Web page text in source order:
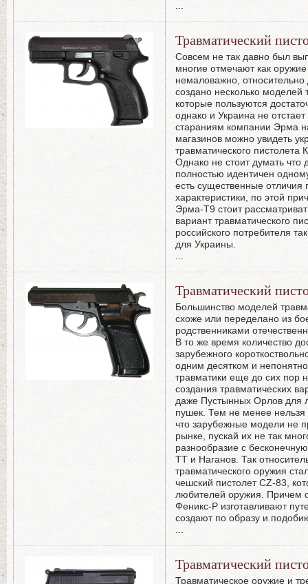
Травматический
Совсем не так давно был
многие отмечают как
немаловажно,
создано несколько моделей
которые пользуются
однако и Украина не
стараниям компании Эрма
магазинов можно увидеть
травматического
Однако не стоит думать что
полностью идентичен
есть существенные
характеристики, по этой
Эрма-Т9 стоит
вариант травматического
российского потребителя
для Украины.
Травматический
Большинство моделей
схоже или переделано из
родственниками
В то же время количество
зарубежного
одним десятком и
травматики еще до сих пор
создания травматических
даже Пустынных Орлов для
пушек. Тем не менее нельзя
что зарубежные модели не
рынке, пускай их не так
разнообразие с
ТТ и Наганов. Так
травматического оружия
чешский пистолет CZ-83,
любителей оружия. Причем
Феникс-Р изготавливают
создают по образу и
Травматический
Травматическое оружие и